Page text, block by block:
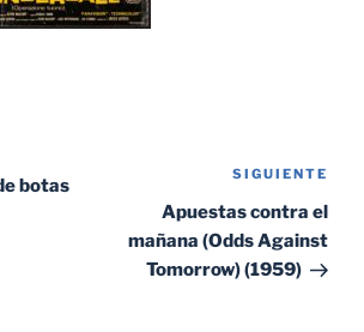
botas
SIGUIENTE
Apuestas contra el
mañana (Odds Against
Tomorrow) (1959)